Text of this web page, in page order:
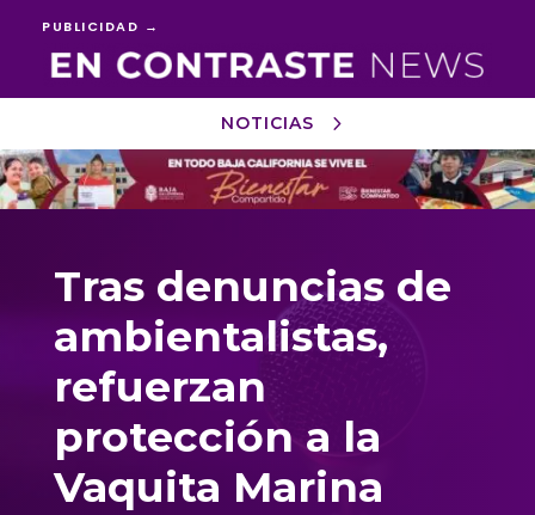
PUBLICIDAD →
NOTICIAS
Reproductor
de
vídeo
Tras denuncias de
ambientalistas,
refuerzan
protección a la
Vaquita Marina